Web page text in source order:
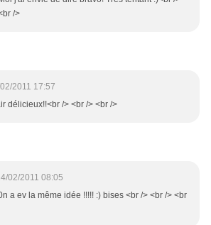
/>
2011 17:57
délicieux!!<br /> <br /> <br />
02/2011 08:05
a ev la même idée !!!!! :) bises <br /> <br /> <br